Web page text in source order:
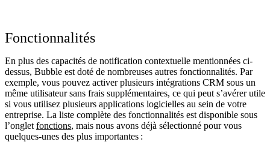
Fonctionnalités
En plus des capacités de notification contextuelle mentionnées ci-
dessus, Bubble est doté de nombreuses autres fonctionnalités. Par
exemple, vous pouvez activer plusieurs intégrations CRM sous un
même utilisateur sans frais supplémentaires, ce qui peut s’avérer utile
si vous utilisez plusieurs applications logicielles au sein de votre
entreprise. La liste complète des fonctionnalités est disponible sous
l’onglet fonctions, mais nous avons déjà sélectionné pour vous
quelques-unes des plus importantes :